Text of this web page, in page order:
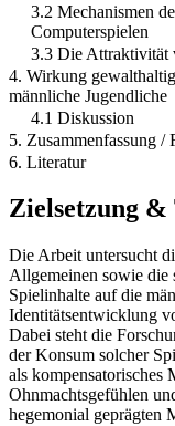
3.2 Mechanismen
Computerspielen
3.3 Die Attraktivität
4. Wirkung
männliche Jugendliche
4.1 Diskussion
5. Zusammenfassung /
6. Literatur
Zielsetzung &
Die Arbeit untersucht
Allgemeinen sowie die
Spielinhalte auf die
Identitätsentwicklung
Dabei steht die
der Konsum solcher
als
Ohnmachtsgefühlen
hegemonial geprägten